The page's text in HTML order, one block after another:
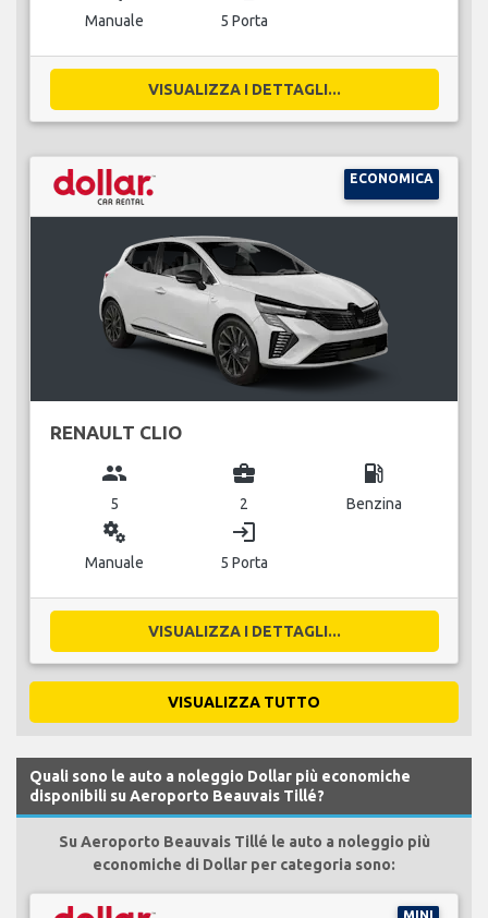
Manuale 5 Porta
VISUALIZZA I DETTAGLI...
ECONOMICA
RENAULT CLIO
group
5
business_center
2
local_gas_station
Benzina
miscellaneous_services
Manuale
login
5 Porta
VISUALIZZA I DETTAGLI...
VISUALIZZA TUTTO
Quali sono le auto a noleggio Dollar più economiche
disponibili su Aeroporto Beauvais Tillé?
Su Aeroporto Beauvais Tillé le auto a noleggio più
economiche di Dollar per categoria sono:
MINI